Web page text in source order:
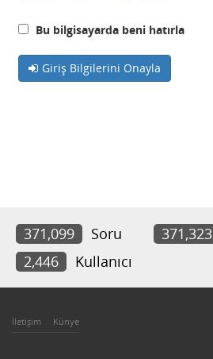
Bu bilgisayarda beni hatırla
Giriş Bilgilerini Onayla
371,099 Soru 371,323
2,446
Kullanıcı
İletişim Künye